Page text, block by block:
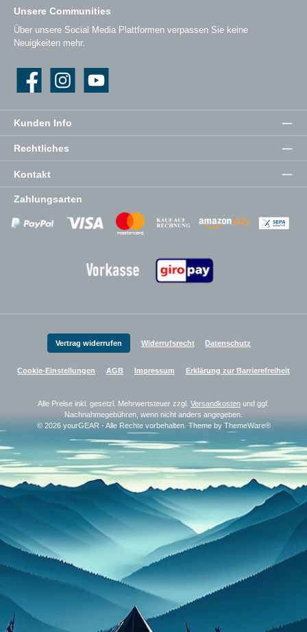
Kunden Info
Rechtliches
Kontakt
Unsere Communities
Über unsere Social Media Plattformen verpassen Sie keine
Neuigkeiten mehr.
Instagram YouTube
Zahlungsarten
Zahlungsanbieter Zahlungsanbieter
Zahlungsanbieter
Vertrag widerrufen Widerrufsrecht Datenschutz
Cookie-Einstellungen AGB Impressum Erklärung zur Barrierefreiheit
Alle Preise inkl. gesetzl. Mehrwertsteuer zzgl. Versandkosten und ggf.
Nachnahmegebühren, wenn nicht anders angegeben.
© 2026 yourGEAR - Alle Rechte vorbehalten. Theme by ThemeWare®